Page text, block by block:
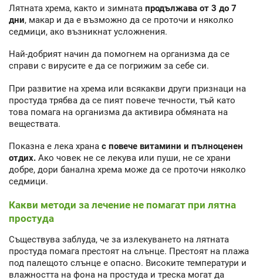
Лятната хрема, както и зимната продължава от 3 до 7
дни, макар и да е възможно да се проточи и няколко
седмици, ако възникнат усложнения.
Най-добрият начин да помогнем на организма да се
справи с вирусите е да се погрижим за себе си.
При развитие на хрема или всякакви други признаци на
простуда трябва да се пият повече течности, тъй като
това помага на организма да активира обмяната на
веществата.
Показна е лека храна с повече витамини и пълноценен
отдих. Ако човек не се лекува или пуши, не се храни
добре, дори банална хрема може да се проточи няколко
седмици.
Какви методи за лечение не помагат при лятна
простуда
Съществува заблуда, че за излекуването на лятната
простуда помага престоят на слънце. Престоят на плажа
под палещото слънце е опасно. Високите температури и
влажността на фона на простуда и треска могат да